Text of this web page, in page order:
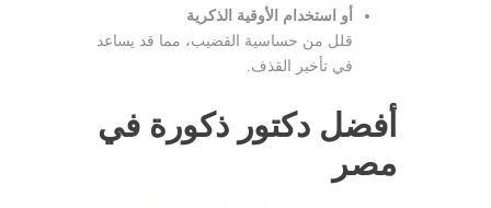
أو استخدام الأوقية الذكرية
قلل من حساسية القضيب، مما قد يساعد
في تأخير القذف.
أفضل دكتور ذكورة في
مصر